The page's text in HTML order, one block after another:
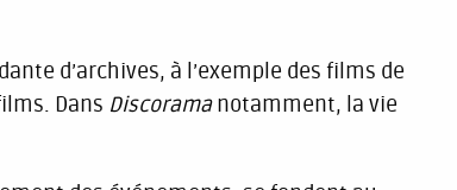
d’archives, à l’exemple des films de
Dans Discorama notamment, la vie